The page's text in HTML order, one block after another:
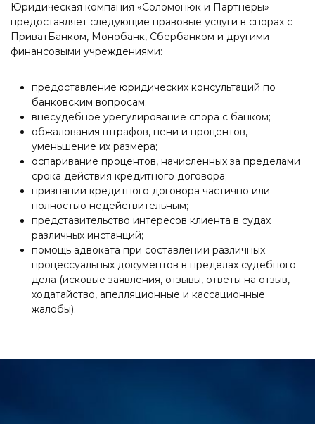
Юридическая компания «Соломонюк и Партнеры»
предоставляет следующие правовые услуги в спорах с
ПриватБанком, Монобанк, Сбербанком и другими
финансовыми учреждениями:
предоставление юридических консультаций по
банковским вопросам;
внесудебное урегулирование спора с банком;
обжалования штрафов, пени и процентов,
уменьшение их размера;
оспаривание процентов, начисленных за пределами
срока действия кредитного договора;
признании кредитного договора частично или
полностью недействительным;
представительство интересов клиента в судах
различных инстанций;
помощь адвоката при составлении различных
процессуальных документов в пределах судебного
дела (исковые заявления, отзывы, ответы на отзыв,
ходатайство, апелляционные и кассационные
жалобы).